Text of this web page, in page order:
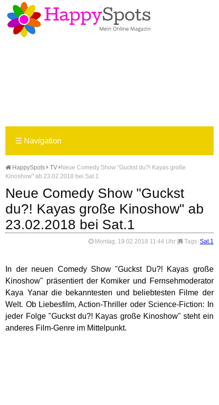
☰ Navigation
HappySpots TV
Neue Comedy Show "Guckst du?! Kayas große
Kinoshow" ab 23.02.2018 bei Sat.1
Neue Comedy Show "Guckst
du?! Kayas große Kinoshow" ab
23.02.2018 bei Sat.1
Montag, 19.02.2018 11:44 Uhr Tags: Sat.1
In der neuen Comedy Show "Guckst Du?! Kayas große
Kinoshow" präsentiert der Komiker und Fernsehmoderator
Kaya Yanar die bekanntesten und beliebtesten Filme der
Welt. Ob Liebesfilm, Action-Thriller oder Science-Fiction: In
jeder Folge "Guckst du?! Kayas große Kinoshow" steht ein
anderes Film-Genre im Mittelpunkt.